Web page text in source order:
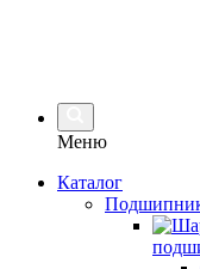
Меню
Каталог